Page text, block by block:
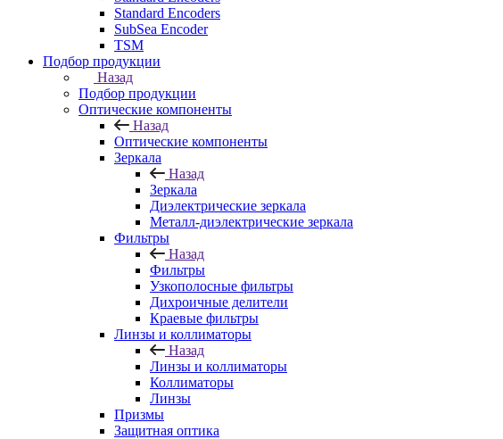
Standard Encoders
SubSea Encoder
TSM
Подбор продукции
Назад
Подбор продукции
Оптические компоненты
Назад
Оптические компоненты
Зеркала
Назад
Зеркала
Диэлектрические зеркала
Металл-диэлектрические зеркала
Фильтры
Назад
Фильтры
Узкополосные фильтры
Дихроичные делители
Краевые фильтры
Линзы и коллиматоры
Назад
Линзы и коллиматоры
Коллиматоры
Линзы
Призмы
Защитная оптика